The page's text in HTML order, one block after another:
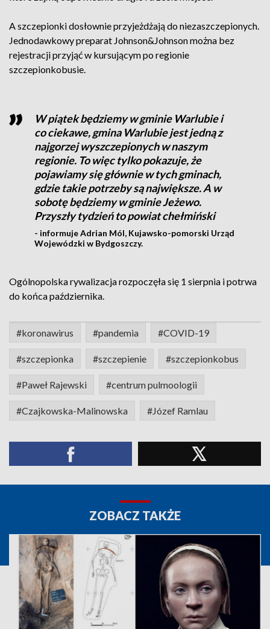
A szczepionki dosłownie przyjeżdżają do niezaszczepionych.
Jednodawkowy preparat Johnson&Johnson można bez
rejestracji przyjąć w kursującym po regionie
szczepionkobusie.
W piątek będziemy w gminie Warlubie i
co ciekawe, gmina Warlubie jest jedną z
najgorzej wyszczepionych w naszym
regionie. To więc tylko pokazuje, że
pojawiamy się głównie w tych gminach,
gdzie takie potrzeby są największe. A w
sobotę będziemy w gminie Jeżewo.
Przyszły tydzień to powiat chełmiński
- informuje Adrian Mól, Kujawsko-pomorski Urząd
Wojewódzki w Bydgoszczy.
Ogólnopolska rywalizacja rozpoczęła się 1 sierpnia i potrwa
do końca października.
#koronawirus #pandemia #COVID-19
#szczepionka #szczepienie #szczepionkobus
#Paweł Rajewski #centrum pulmoologii
#Czajkowska-Malinowska #Józef Ramlau
ZOBACZ TAKŻE